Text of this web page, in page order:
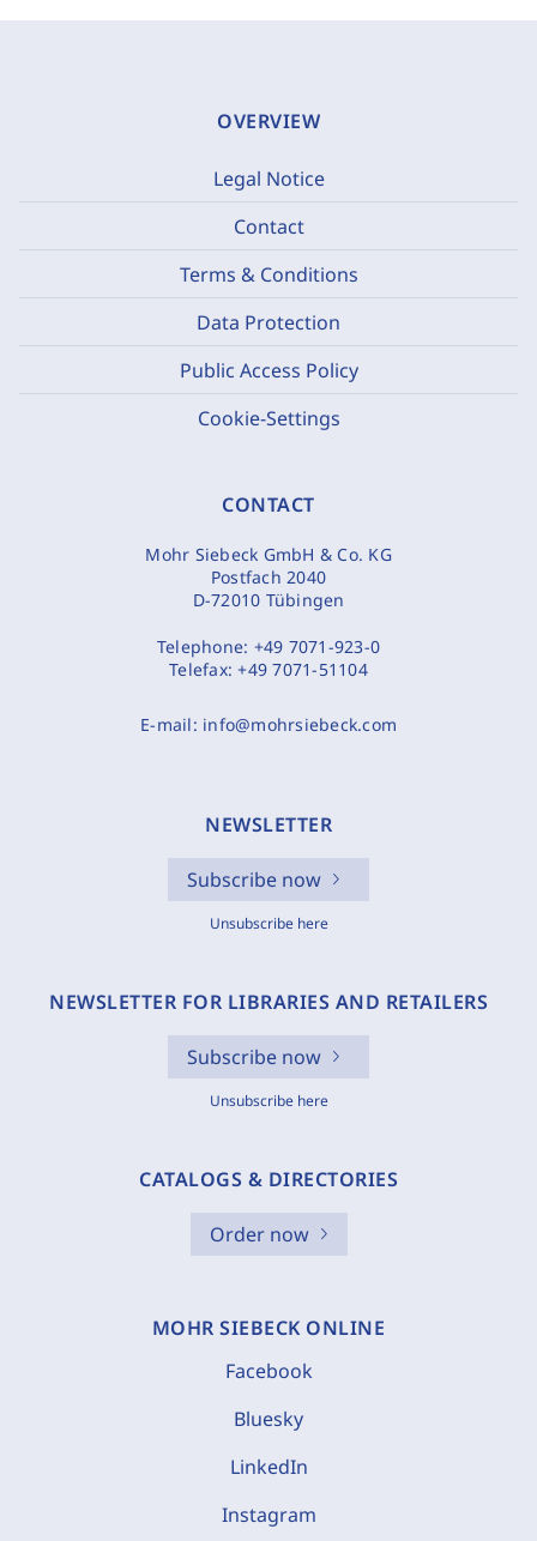
OVERVIEW
Legal Notice
Contact
Terms & Conditions
Data Protection
Public Access Policy
Cookie-Settings
CONTACT
Mohr Siebeck GmbH & Co. KG
Postfach 2040
D-72010 Tübingen
Telephone: +49 7071-923-0
Telefax:+49 7071-51104
E-mail: info@mohrsiebeck.com
NEWSLETTER
Subscribe now
Unsubscribe here
NEWSLETTER FOR LIBRARIES AND RETAILERS
Subscribe now
Unsubscribe here
CATALOGS & DIRECTORIES
Order now
MOHR SIEBECK ONLINE
Facebook
Bluesky
LinkedIn
Instagram